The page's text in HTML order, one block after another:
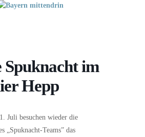
Spuknacht im
Hepp
Juli besuchen wieder die
„Spuknacht-Teams” das